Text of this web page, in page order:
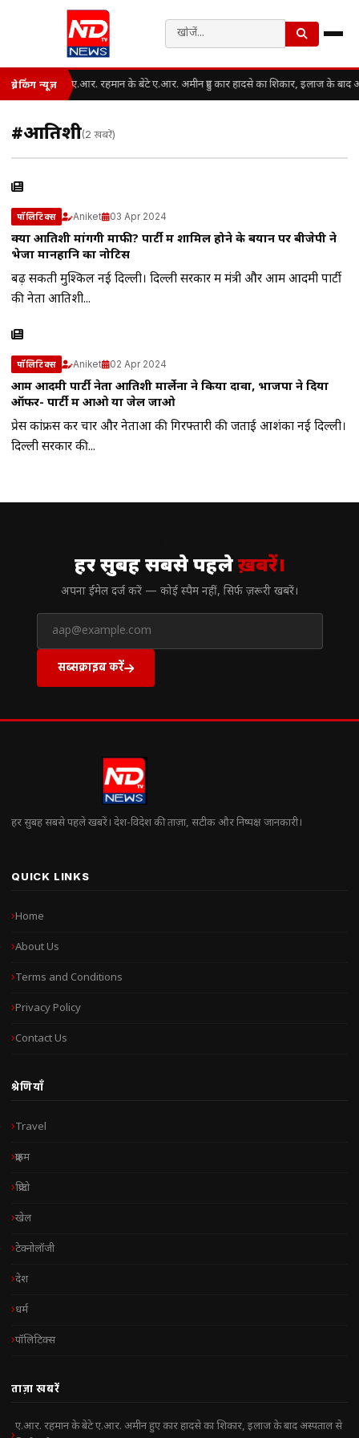
ब्रेकिंग न्यूज़ ए.आर. रहमान के बेटे ए.आर. अमीन हुए कार हादसे का शिकार, इलाज के बाद
#आतिशी(2 खबरें)
पॉलिटिक्स Aniket 03 Apr 2024
क्या आतिशी मांगेंगी माफी? पार्टी में शामिल होने के बयान पर बीजेपी ने
भेजा मानहानि का नोटिस
बढ़ सकती मुश्किलें नई दिल्ली। दिल्ली सरकार में मंत्री और आम आदमी पार्टी
की नेता आतिशी...
पॉलिटिक्स Aniket 02 Apr 2024
आम आदमी पार्टी नेता आतिशी मार्लेना ने किया दावा, भाजपा ने दिया
ऑफर- पार्टी में आओ या जेल जाओ
प्रेस कांफ्रेंस कर चार और नेताओं की गिरफ्तारी की जताई आशंका नई दिल्ली।
दिल्ली सरकार की...
हर सुबह सबसे पहलेख़बरें।
अपना ईमेल दर्ज करें — कोई स्पैम नहीं, सिर्फ ज़रूरी खबरें।
सब्सक्राइब करें
हर सुबह सबसे पहले खबरें। देश-विदेश की ताज़ा, सटीक और निष्पक्ष जानकारी।
QUICK LINKS
Home
About Us
Terms and Conditions
Privacy Policy
Contact Us
श्रेणियाँ
Travel
क्राइम
क्रिप्टो
खेल
टेक्नोलॉजी
देश
धर्म
पॉलिटिक्स
ताज़ा खबरें
ए.आर. रहमान के बेटे ए.आर. अमीन हुए कार हादसे का शिकार, इलाज के बाद अस्पताल से